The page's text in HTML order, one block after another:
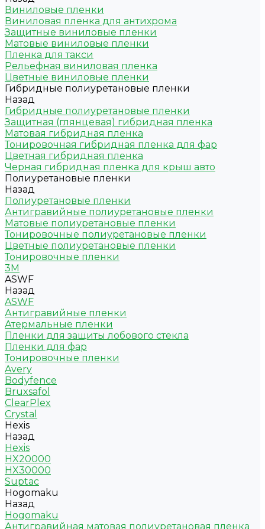
Виниловые пленки
Виниловая пленка для антихрома
Защитные виниловые пленки
Матовые виниловые пленки
Пленка для такси
Рельефная виниловая пленка
Цветные виниловые пленки
Гибридные полиуретановые пленки
Назад
Гибридные полиуретановые пленки
Защитная (глянцевая) гибридная пленка
Матовая гибридная пленка
Тонировочная гибридная пленка для фар
Цветная гибридная пленка
Черная гибридная пленка для крыш авто
Полиуретановые пленки
Назад
Полиуретановые пленки
Антигравийные полиуретановые пленки
Матовые полиуретановые пленки
Тонировочные полиуретановые пленки
Цветные полиуретановые пленки
Тонировочные пленки
3M
ASWF
Назад
ASWF
Антигравийные пленки
Атермальные пленки
Пленки для защиты лобового стекла
Пленки для фар
Тонировочные пленки
Avery
Bodyfence
Bruxsafol
ClearPlex
Crystal
Hexis
Назад
Hexis
HX20000
HX30000
Suptac
Hogomaku
Назад
Hogomaku
Антигравийная матовая полиуретановая пленка